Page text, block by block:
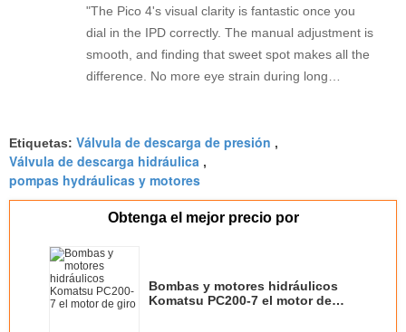
"The Pico 4's visual clarity is fantastic once you
dial in the IPD correctly. The manual adjustment is
smooth, and finding that sweet spot makes all the
difference. No more eye strain during long
fantastic once you dial in the IPD correctly. The
manual adjustment is smooth, and finding that
sweet spot makes all the difference. No more eye
taking the time to set it up properly!""The Pico 4's
visual clarity is fantastic once you dial in the IPD
correctly. The manual adjustment is smooth, and
finding that sweet spot makes all the difference.
Etiquetas: Válvula de descarga de presión ,
Válvula de descarga hidráulica ,
pompas hydráulicas y motores
Obtenga el mejor precio por
Bombas y motores hidráulicos
Komatsu PC200-7 el motor de